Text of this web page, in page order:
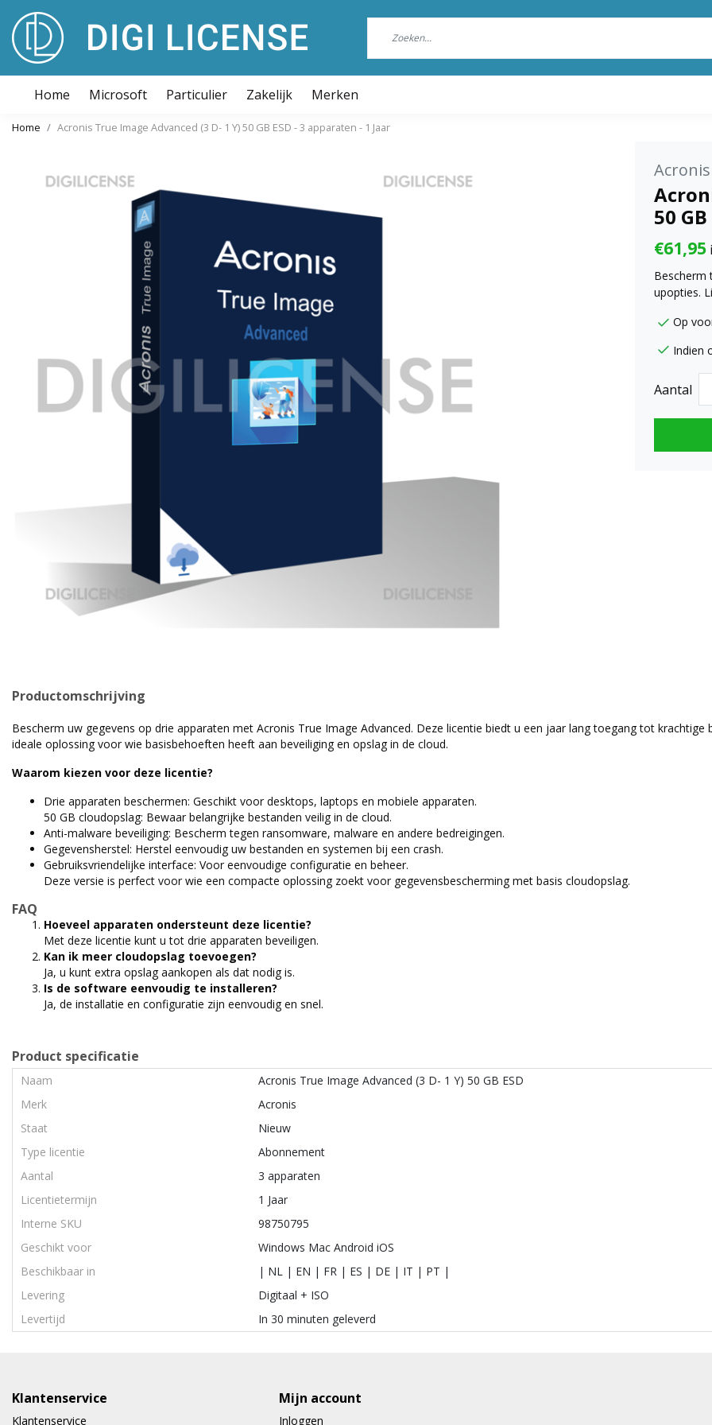
Home Microsoft Particulier Zakelijk Merken
Home Acronis True Image Advanced (3 D- 1 Y) 50 GB ESD - 3 apparaten - 1 Jaar
Acronis
50
€61,95
Bescherm
upopties.
Op
Indien
Aantal
Productomschrijving
Bescherm uw gegevens op drie apparaten met Acronis True Image Advanced. Deze licentie biedt u een jaar lang toegang tot
ideale oplossing voor wie basisbehoeften heeft aan beveiliging en opslag in de cloud.
Waarom kiezen voor deze licentie?
Drie apparaten beschermen: Geschikt voor desktops, laptops en mobiele apparaten.
50 GB cloudopslag: Bewaar belangrijke bestanden veilig in de cloud.
Anti-malware beveiliging: Bescherm tegen ransomware, malware en andere bedreigingen.
Gegevensherstel: Herstel eenvoudig uw bestanden en systemen bij een crash.
Gebruiksvriendelijke interface: Voor eenvoudige configuratie en beheer.
Deze versie is perfect voor wie een compacte oplossing zoekt voor gegevensbescherming met basis cloudopslag.
FAQ
Hoeveel apparaten ondersteunt deze licentie?
Met deze licentie kunt u tot drie apparaten beveiligen.
Kan ik meer cloudopslag toevoegen?
Ja, u kunt extra opslag aankopen als dat nodig is.
Is de software eenvoudig te installeren?
Ja, de installatie en configuratie zijn eenvoudig en snel.
Product specificatie
Naam
Acronis True Image Advanced (3 D- 1 Y) 50 GB ESD
Merk
Acronis
Staat
Nieuw
Type licentie
Abonnement
Aantal
3 apparaten
Licentietermijn
1 Jaar
Interne SKU
98750795
Geschikt voor
Windows Mac Android iOS
Beschikbaar in
| NL | EN | FR | ES | DE | IT | PT |
Levering
Digitaal + ISO
Levertijd
In 30 minuten geleverd
Klantenservice
Klantenservice
Mijn account
Inloggen